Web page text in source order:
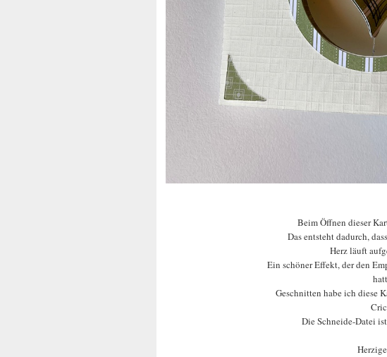
Beim Öffnen dieser
Das entsteht dadurch,
Herz läuft
Ein schöner Effekt, der den
Geschnitten habe ich diese
Die Schneide-Datei